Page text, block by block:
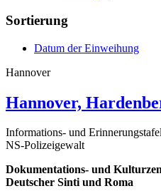
Sortierung
Datum der Einweihung
Hannover
Hannover,
Informations- und
NS-Polizeigewalt
Dokumentations- und
Deutscher Sinti und Roma